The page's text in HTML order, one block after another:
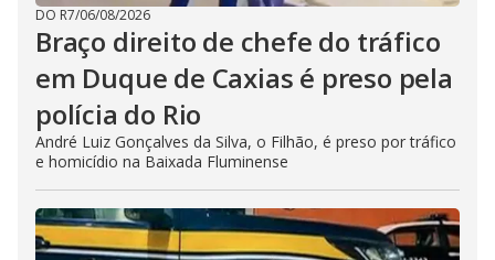
DO R7/06/08/2026
Braço direito de chefe do tráfico
em Duque de Caxias é preso pela
polícia do Rio
André Luiz Gonçalves da Silva, o Filhão, é preso por tráfico
e homicídio na Baixada Fluminense